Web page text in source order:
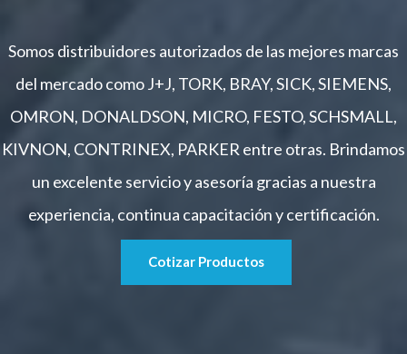
Somos distribuidores autorizados de las mejores marcas
del mercado como J+J, TORK, BRAY, SICK, SIEMENS,
OMRON, DONALDSON, MICRO, FESTO, SCHSMALL,
KIVNON, CONTRINEX, PARKER entre otras. Brindamos
un excelente servicio y asesoría gracias a nuestra
experiencia, continua capacitación y certificación.
Cotizar Productos